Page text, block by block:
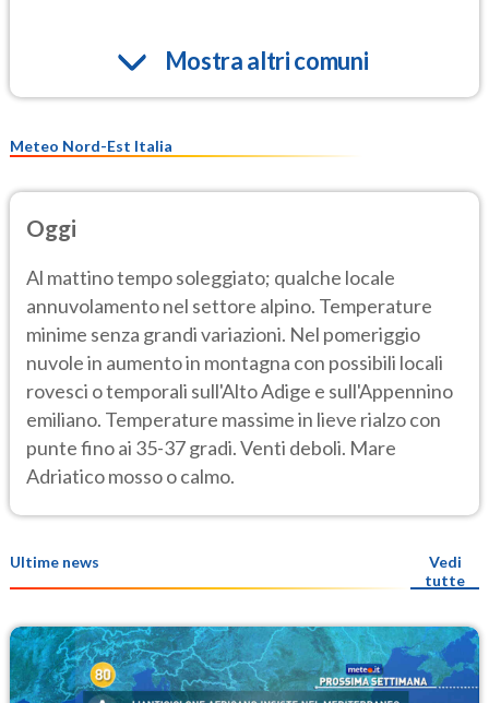
Mostra altri comuni
Meteo Nord-Est Italia
Oggi
Al mattino tempo soleggiato; qualche locale
annuvolamento nel settore alpino. Temperature
minime senza grandi variazioni. Nel pomeriggio
nuvole in aumento in montagna con possibili locali
rovesci o temporali sull'Alto Adige e sull'Appennino
emiliano. Temperature massime in lieve rialzo con
punte fino ai 35-37 gradi. Venti deboli. Mare
Adriatico mosso o calmo.
Ultime news
Vedi
tutte